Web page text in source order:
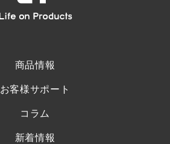
商品情報
お客様サポート
コラム
新着情報